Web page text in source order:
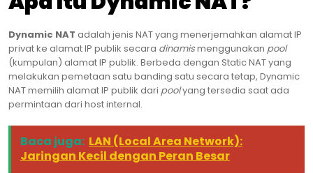
Dynamic NAT adalah jenis NAT yang menerjemahkan alamat IP
privat ke alamat IP publik secara dinamismenggunakan pool
(kumpulan) alamat IP publik. Berbeda dengan Static NAT yang
melakukan pemetaan satu banding satu secara tetap, Dynamic
NAT memilih alamat IP publik dari poolyang tersedia saat ada
permintaan dari host internal.
Baca juga: LAN (Local Area Network):
Jaringan Kecil dengan Peran Besar